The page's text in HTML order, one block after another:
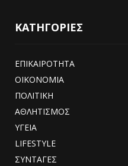
ΚΑΤΗΓΟΡΙΕΣ
ΕΠΙΚΑΙΡΟΤΗΤΑ
ΟΙΚΟΝΟΜΙΑ
ΠΟΛΙΤΙΚΗ
ΑΘΛΗΤΙΣΜΟΣ
ΥΓΕΙΑ
LIFESTYLE
ΣΥΝΤΑΓΕΣ